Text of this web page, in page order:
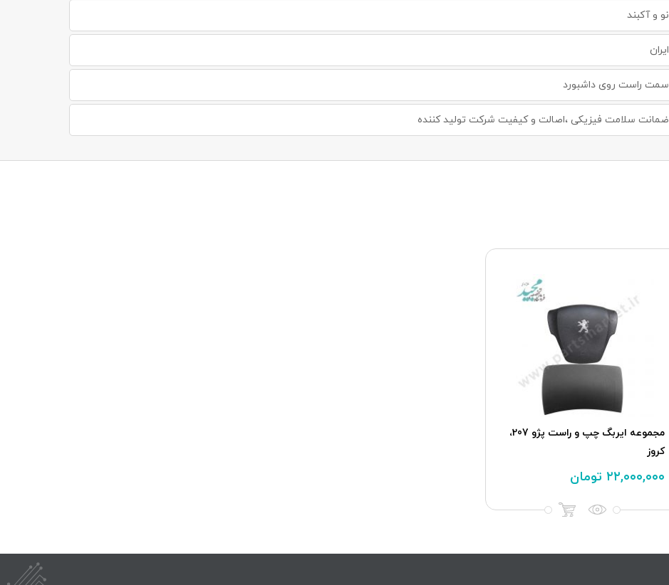
نو و آکبند
ایران
سمت راست روی داشبورد
ضمانت سلامت فیزیکی ،اصالت و کیفیت شرکت تولید کننده
مجموعه ایربگ چپ و راست پژو 207،
کروز
۲۲,۰۰۰,۰۰۰ تومان